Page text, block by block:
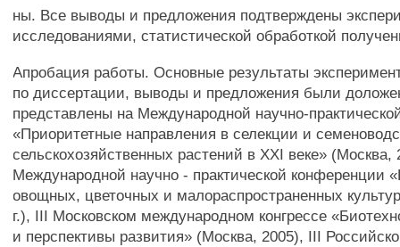
ны. Все выводы и предложения подтверждены
исследованиями, статистической обработкой
Апробация работы. Основные результаты
по диссертации, выводы и предложения были
представлены на Международной научно-
«Приоритетные направления в селекции и
сельскохозяйственных растений в XXI веке» (Москва,
Международной научно - практической конференции
овощных, цветочных и малораспространенных
г.), III Московском международном конгрессе
и перспективы развития» (Москва, 2005), III